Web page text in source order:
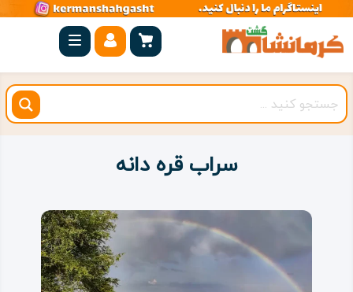
صفحه
اصلی
کرمانشاه
شهرستان
سراب قره دانه